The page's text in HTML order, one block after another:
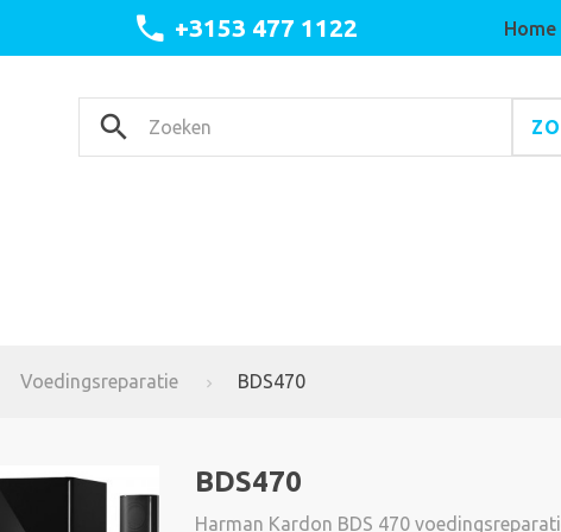
Home
+3153 477 1122
Voedingsreparatie BDS470
BDS470
Harman Kardon BDS 470